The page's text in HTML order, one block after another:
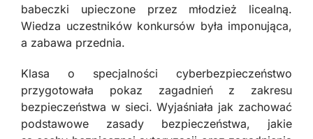
babeczki upieczone przez młodzież licealną.
Wiedza uczestników konkursów była imponująca,
a zabawa przednia.
Klasa o specjalności cyberbezpieczeństwo
przygotowała pokaz zagadnień z zakresu
bezpieczeństwa w sieci. Wyjaśniała jak zachować
podstawowe zasady bezpieczeństwa, jakie